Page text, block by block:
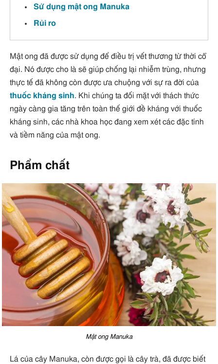
Sử dụng mật ong Manuka
Rủi ro
Mật ong đã được sử dụng để điều trị vết thương từ thời cổ
đại. Nó được cho là sẽ giúp chống lại nhiễm trùng, nhưng
thực tế đã không còn được ưa chuộng với sự ra đời của
thuốc kháng sinh. Khi chúng ta đối mặt với thách thức
ngày càng gia tăng trên toàn thế giới đề kháng với thuốc
kháng sinh, các nhà khoa học đang xem xét các đặc tính
và tiềm năng của mật ong.
Phẩm chất
Mật ong Manuka
Lá của cây Manuka, còn được gọi là cây trà, đã được biết